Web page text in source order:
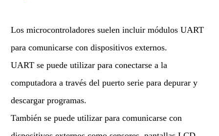
Los microcontroladores suelen incluir módulos UART
para comunicarse con dispositivos externos.
UART se puede utilizar para conectarse a la
computadora a través del puerto serie para depurar y
descargar programas.
También se puede utilizar para comunicarse con